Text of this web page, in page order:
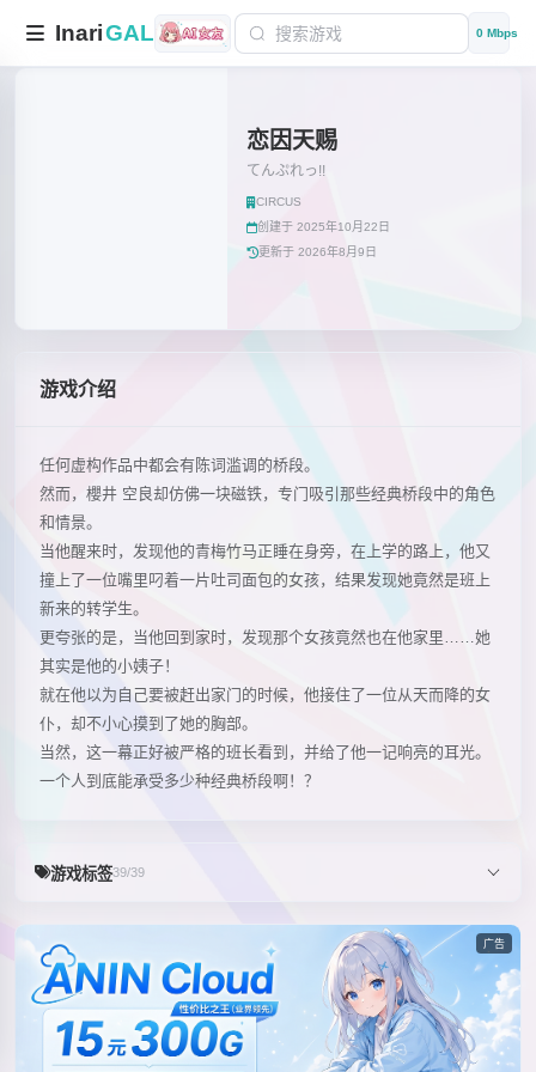
InariGAL 0 Mbps
恋因天赐
てんぷれっ!!
CIRCUS
创建于 2025年10月22日
更新于 2026年8月9日
游戏介绍
任何虚构作品中都会有陈词滥调的桥段。
然而，櫻井 空良却仿佛一块磁铁，专门吸引那些经典桥段中的角色
和情景。
当他醒来时，发现他的青梅竹马正睡在身旁，在上学的路上，他又
撞上了一位嘴里叼着一片吐司面包的女孩，结果发现她竟然是班上
新来的转学生。
更夸张的是，当他回到家时，发现那个女孩竟然也在他家里……她
其实是他的小姨子！
就在他以为自己要被赶出家门的时候，他接住了一位从天而降的女
仆，却不小心摸到了她的胸部。
当然，这一幕正好被严格的班长看到，并给了他一记响亮的耳光。
一个人到底能承受多少种经典桥段啊！？
游戏标签39/39
广告